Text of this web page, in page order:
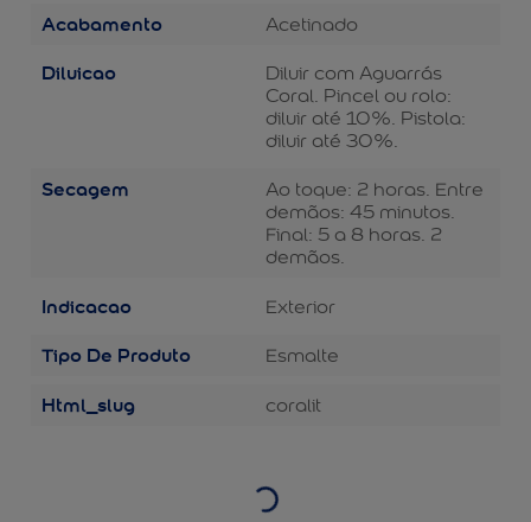
Acabamento Acetinado
Diluicao
Diluir com Aguarrás
Coral. Pincel ou rolo:
diluir até 10%. Pistola:
diluir até 30%.
Secagem
Ao toque: 2 horas. Entre
demãos: 45 minutos.
Final: 5 a 8 horas. 2
demãos.
Indicacao Exterior
Tipo De Produto Esmalte
Html_slug coralit